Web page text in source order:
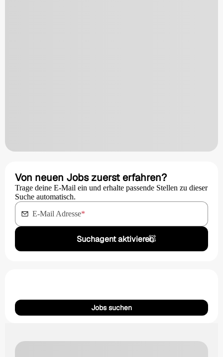
Von neuen Jobs zuerst erfahren?
Trage deine E-Mail ein und erhalte passende Stellen zu dieser
Suche automatisch.
E-Mail Adresse*
Suchagent aktivieren
Jobs suchen